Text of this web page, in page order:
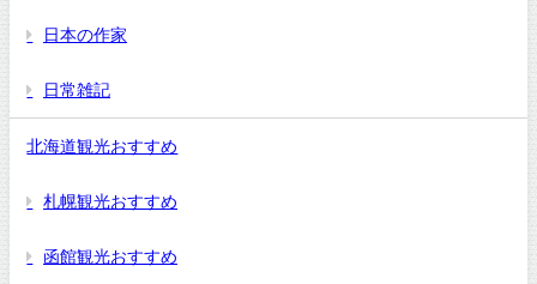
日本の作家
日常雑記
北海道観光おすすめ
札幌観光おすすめ
函館観光おすすめ